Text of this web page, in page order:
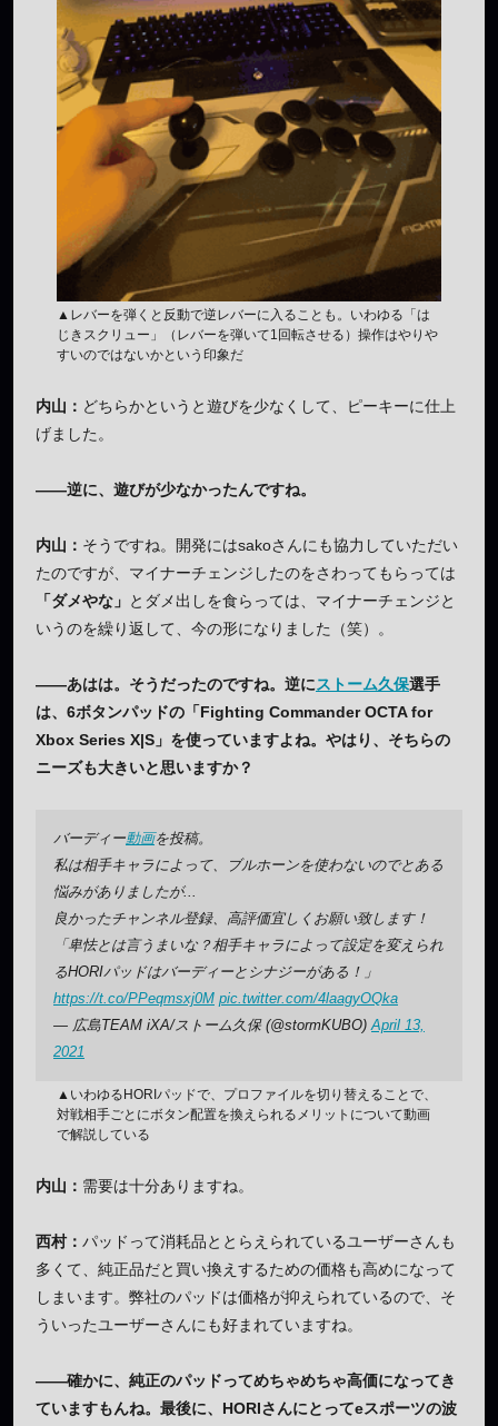
▲レバーを弾くと反動で逆レバーに入ることも。いわゆる「は
じきスクリュー」（レバーを弾いて1回転させる）操作はやりや
すいのではないかという印象だ
内山： どちらかというと遊びを少なくして、ピーキーに仕上
げました。
——逆に、遊びが少なかったんですね。
内山： そうですね。開発にはsakoさんにも協力していただい
たのですが、マイナーチェンジしたのをさわってもらっては
「ダメやな」 とダメ出しを食らっては、マイナーチェンジと
いうのを繰り返して、今の形になりました（笑）。
——あはは。そうだったのですね。逆にストーム久保選手
は、6ボタンパッドの「Fighting Commander OCTA for
Xbox Series X|S」を使っていますよね。やはり、そちらの
ニーズも大きいと思いますか？
バーディー動画を投稿。
私は相手キャラによって、ブルホーンを使わないのでとある
悩みがありましたが...
良かったチャンネル登録、高評価宜しくお願い致します！
「卑怯とは言うまいな？相手キャラによって設定を変えられ
るHORIパッドはバーディーとシナジーがある！」
https://t.co/PPeqmsxj0M pic.twitter.com/4laagyOQka
— 広島TEAM iXA/ストーム久保 (@stormKUBO)April 13,
2021
▲いわゆるHORIパッドで、プロファイルを切り替えることで、
対戦相手ごとにボタン配置を換えられるメリットについて動画
で解説している
内山： 需要は十分ありますね。
西村： パッドって消耗品ととらえられているユーザーさんも
多くて、純正品だと買い換えするための価格も高めになって
しまいます。弊社のパッドは価格が抑えられているので、そ
ういったユーザーさんにも好まれていますね。
——確かに、純正のパッドってめちゃめちゃ高価になってき
ていますもんね。最後に、HORIさんにとってeスポーツの波